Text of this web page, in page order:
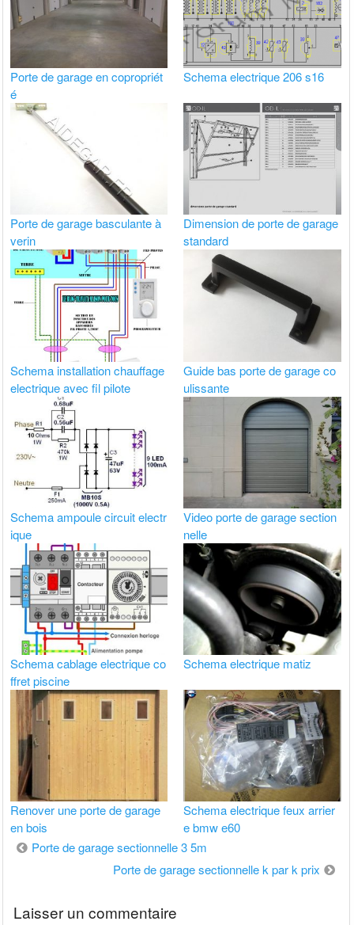
Porte de garage en copropriét
é
Schema electrique 206 s16
Porte de garage basculante à
verin
Dimension de porte de garage
standard
Schema installation chauffage
electrique avec fil pilote
Guide bas porte de garage co
ulissante
Schema ampoule circuit electr
ique
Video porte de garage section
nelle
Schema cablage electrique co
ffret piscine
Schema electrique matiz
Renover une porte de garage
en bois
Schema electrique feux arrier
e bmw e60
Navigation
Porte de garage sectionnelle 3 5m
Porte de garage sectionnelle k par k prix
Laisser un commentaire